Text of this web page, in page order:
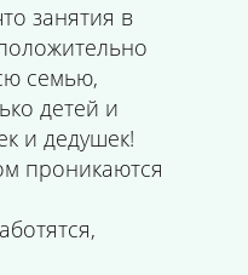
занятия в
семью,
детей и
и дедушек!
проникаются